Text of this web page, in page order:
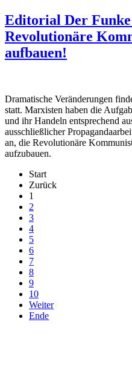
Editorial Der Funke
Revolutionäre
aufbauen!
Dramatische Veränderungen
statt. Marxisten haben die
und ihr Handeln entsprechend
ausschließlicher
an, die Revolutionäre
aufzubauen.
Start
Zurück
1
2
3
4
5
6
7
8
9
10
Weiter
Ende